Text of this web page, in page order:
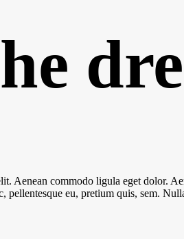
Aenean commodo ligula eget dolor.
eu, pretium quis, sem.